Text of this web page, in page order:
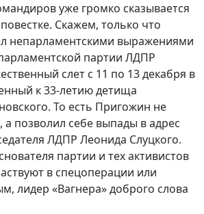
уже громко сказывается
Скажем, только что
непарламентскими выражениями
партии ЛДПР
слет с 11 по 13 декабря в
к 33-летию детища
То есть Пригожин не
а позволил себе выпады в адрес
ЛДПР Леонида Слуцкого.
партии и тех активистов
в спецоперации или
лидер «Вагнера» доброго слова